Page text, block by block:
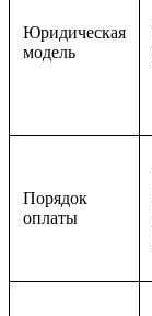
Юридическая
модель
Порядок
оплаты